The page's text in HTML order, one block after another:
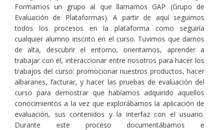
Formamos un grupo al que llamamos GAP (Grupo de
Evaluación de Plataformas). A partir de aquí seguimos
todos los procesos en la plataforma como seguiría
cualquier alumno inscrito en el curso. Tuvimos que darnos
de alta, descubrir el entorno, orientarnos, aprender a
trabajar con él, interaccionar entre nosotros para hacer los
trabajos del curso: promocionar nuestros productos, hacer
albaranes, facturar, y hacer las pruebas de evaluación del
curso para demostrar que habíamos adquirido aquellos
conocimientos a la vez que explorábamos la aplicación de
evaluación, sus contenidos y la interfaz con el usuario.
Durante este proceso documentábamos e